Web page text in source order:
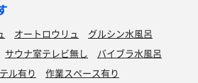
オートロウリュ
グルシン水風呂
サウナ室テレビ無し
バイブラ水風呂
ル有り
作業スペース有り